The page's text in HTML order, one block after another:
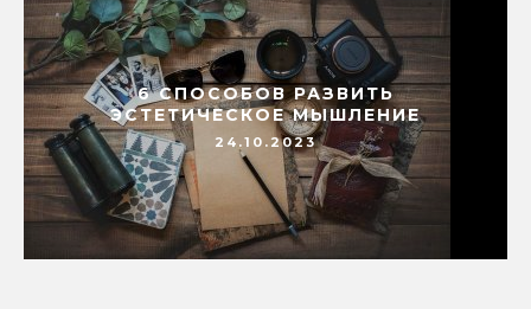
6 СПОСОБОВ РАЗВИТЬ
ЭСТЕТИЧЕСКОЕ МЫШЛЕНИЕ
24.10.2023